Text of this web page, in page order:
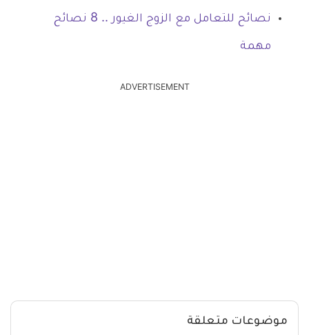
نصائح للتعامل مع الزوج الغيور .. 8 نصائح
مهمة
ADVERTISEMENT
موضوعات متعلقة